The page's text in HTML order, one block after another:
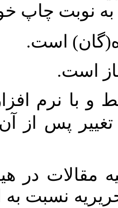
نوبت چاپ
است.
است.
و با نرم
پس از
مقالات در
نسبت به